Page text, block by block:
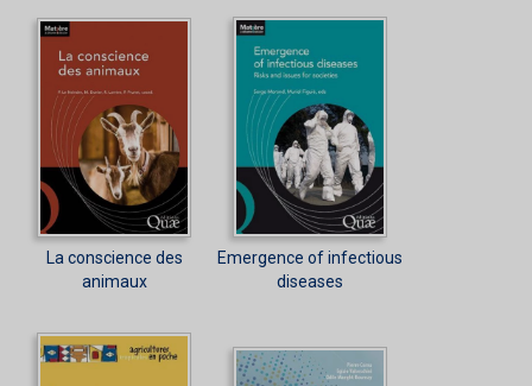
La conscience des
animaux
Emergence of infectious
diseases